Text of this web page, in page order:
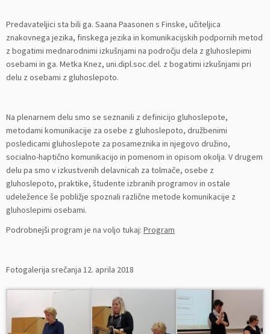
Predavateljici sta bili ga. Saana Paasonen s Finske, učiteljica
znakovnega jezika, finskega jezika in komunikacijskih podpornih metod
z bogatimi mednarodnimi izkušnjami na področju dela z gluhoslepimi
osebami in ga. Metka Knez, uni.dipl.soc.del. z bogatimi izkušnjami pri
delu z osebami z gluhoslepoto.
Na plenarnem delu smo se seznanili z definicijo gluhoslepote,
metodami komunikacije za osebe z gluhoslepoto, družbenimi
posledicami gluhoslepote za posameznika in njegovo družino,
socialno-haptično komunikacijo in pomenom in opisom okolja. V drugem
delu pa smo v izkustvenih delavnicah za tolmače, osebe z
gluhoslepoto, praktike, študente izbranih programov in ostale
udeležence še pobližje spoznali različne metode komunikacije z
gluhoslepimi osebami.
Podrobnejši program je na voljo tukaj: Program
Fotogalerija srečanja 12. aprila 2018